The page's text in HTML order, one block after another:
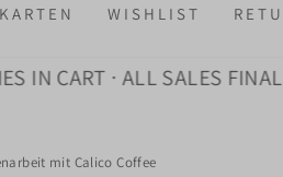
WISHLIST
CART · ALL SALES FINAL
mit Calico Coffee